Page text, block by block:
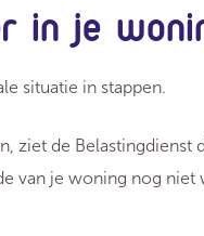
in je
situatie in stappen.
ziet de Belastingdienst
van je woning nog